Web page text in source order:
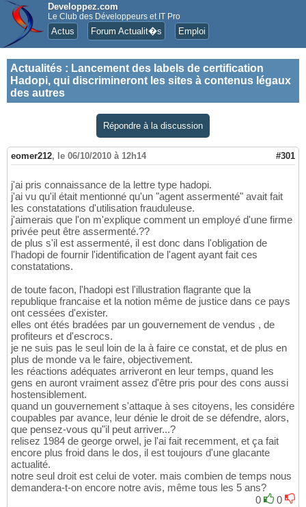
Developpez.com
Le Club des Développeurs et IT Pro
Actus Forum Actualit�s Emploi
Actualités : Lancement des labels de certification
Hadopi, qui discrimineront les sites à contenus légaux
des autres
Répondre à la discussion
eomer212, le 06/10/2010 à 12h14 #301
j'ai pris connaissance de la lettre type hadopi.
j'ai vu qu'il était mentionné qu'un "agent assermenté" avait fait
les constatations d'utilisation frauduleuse.
j'aimerais que l'on m'explique comment un employé d'une firme
privée peut être assermenté.??
de plus s'il est assermenté, il est donc dans l'obligation de
l'hadopi de fournir l'identification de l'agent ayant fait ces
constatations.
de toute facon, l'hadopi est l'illustration flagrante que la
republique francaise et la notion même de justice dans ce pays
ont cessées d'exister.
elles ont étés bradées par un gouvernement de vendus , de
profiteurs et d'escrocs.
je ne suis pas le seul loin de la à faire ce constat, et de plus en
plus de monde va le faire, objectivement.
les réactions adéquates arriveront en leur temps, quand les
gens en auront vraiment assez d'être pris pour des cons aussi
hostensiblement.
quand un gouvernement s'attaque à ses citoyens, les considére
coupables par avance, leur dénie le droit de se défendre, alors,
que pensez-vous qu"il peut arriver...?
relisez 1984 de george orwel, je l'ai fait recemment, et ça fait
encore plus froid dans le dos, il est toujours d'une glacante
actualité.
notre seul droit est celui de voter. mais combien de temps nous
demandera-t-on encore notre avis, même tous les 5 ans?
0
0